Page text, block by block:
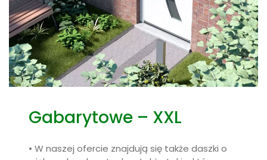
Gabarytowe – XXL
większych gabarytach, a także takie, które
posiadają możliwość łączenia modułowego,
Najczęściej są to aluminiowe zadaszenia drzwi